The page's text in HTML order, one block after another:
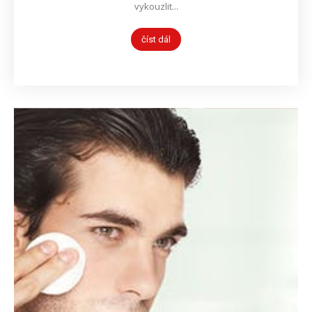
vykouzlit...
číst dál